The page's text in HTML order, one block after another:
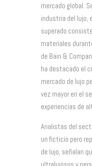
mercado global.
industria del lujo,
superado
materiales
de Bain &
ha destacado el
mercado de lujo
vez mayor en el
experiencias de
Analistas del
un ficticio pero
de lujo, señalan
ultralujosos y